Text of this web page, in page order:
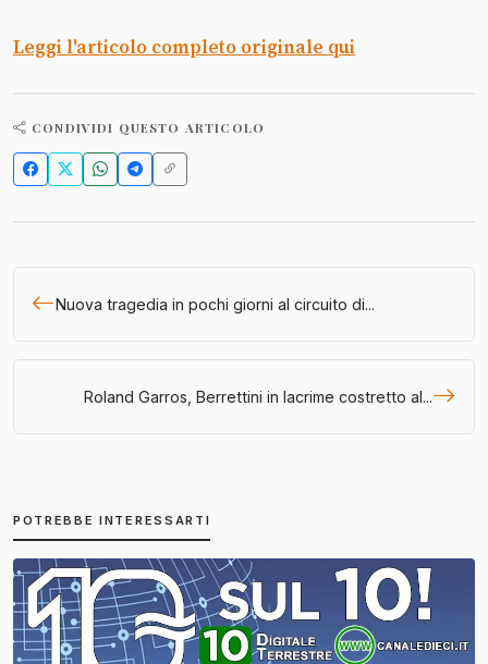
Leggi l'articolo completo originale qui
CONDIVIDI QUESTO ARTICOLO
Nuova tragedia in pochi giorni al circuito di...
Roland Garros, Berrettini in lacrime costretto al...
POTREBBE INTERESSARTI